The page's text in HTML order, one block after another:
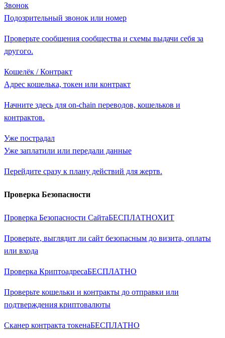
Звонок
Подозрительный звонок или номер
Проверьте сообщения сообщества и схемы выдачи себя за
другого.
Кошелёк / Контракт
Адрес кошелька, токен или контракт
Начните здесь для on-chain переводов, кошельков и
контрактов.
Уже пострадал
Уже заплатили или передали данные
Перейдите сразу к плану действий для жертв.
Проверка Безопасности
Проверка Безопасности СайтаБЕСПЛАТНОХИТ
Проверьте, выглядит ли сайт безопасным до визита, оплаты
или входа
Проверка КриптоадресаБЕСПЛАТНО
Проверьте кошельки и контракты до отправки или
подтверждения криптовалюты
Сканер контракта токенаБЕСПЛАТНО